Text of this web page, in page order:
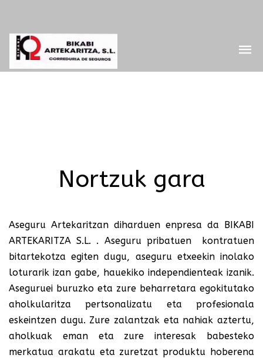
Nortzuk gara
Aseguru Artekaritzan diharduen enpresa da BIKABI
ARTEKARITZA S.L. . Aseguru pribatuen kontratuen
bitartekotza egiten dugu, aseguru etxeekin inolako
loturarik izan gabe, hauekiko independienteak izanik.
Aseguruei buruzko eta zure beharretara egokitutako
aholkularitza pertsonalizatu eta profesionala
eskeintzen dugu. Zure zalantzak eta nahiak aztertu,
aholkuak eman eta zure interesak babesteko
merkatua arakatu eta zuretzat produktu hoberena